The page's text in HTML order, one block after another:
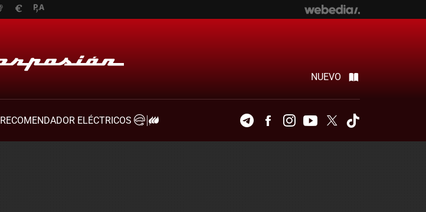
NUEVO
RECOMENDADOR ELÉCTRICOS
TelegramFacebookInstagramYoutubeTwitter